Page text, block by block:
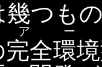
つも
完全環
ア